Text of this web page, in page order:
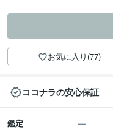
お気に入り(77)
ココナラの安心保証
鑑定